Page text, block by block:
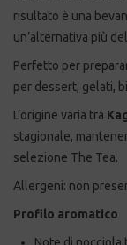
risultato è una
un’alternativa più
Perfetto per
per dessert, gelati,
L’origine varia tra
stagionale,
selezione The Tea.
Allergeni: non
Profilo aromatico
Note di nocciola